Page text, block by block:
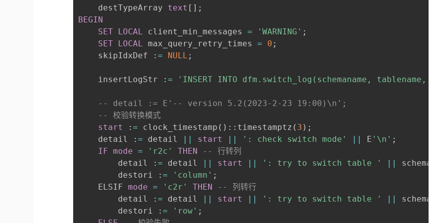
    destTypeArray
text [ ] ;
BEGIN
SET LOCAL client_min_messages = 'WARNING' ;
SET LOCAL max_query_retry_times = 0 ;
    skipIdxDef :
= NULL ;
    insertLogStr :
= 'INSERT INTO dfm.switch_log(schemaname,
-- detail := E'-- version 5.2(2023-2-23 19:00)\n';
-- 校验转换模式
start
:= clock_timestamp ( ) ::timestamptz ( 3 ) ;
    detail :
= detail || start || ': check switch mode' || E '\n' ;
IF
mode = 'r2c' THEN
-- 行转列
        detail :
= detail || start || ': try to switch table ' ||
        destori :
= 'column' ;
    ELSIF
mode = 'c2r' THEN
-- 列转行
        detail :
= detail || start || ': try to switch table ' ||
        destori :
= 'row' ;